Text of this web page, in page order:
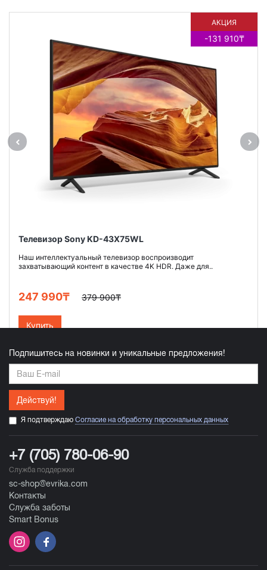
АКЦИЯ
-131 910₸
Телевизор Sony KD-43X75WL
Наш интеллектуальный телевизор воспроизводит
захватывающий контент в качестве 4K HDR. Даже для..
247 990₸ 379 900₸
Купить
Подпишитесь на новинки и уникальные предложения!
Действуй!
Я подтверждаю Согласие на обработку персональных данных
+7 (705) 780-06-90
Служба поддержки
sc-shop@evrika.com
Контакты
Служба заботы
Smart Bonus